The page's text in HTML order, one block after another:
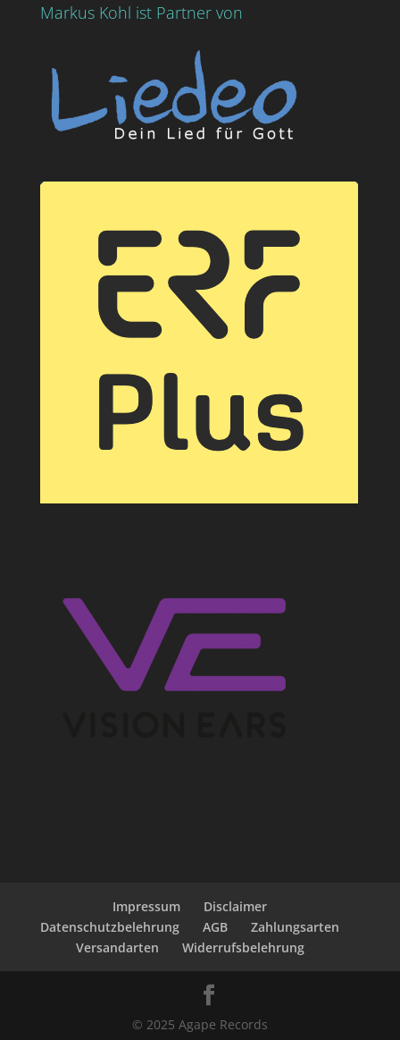
Markus Kohl ist Partner von
Impressum
Disclaimer
Datenschutzbelehrung
AGB
Zahlungsarten
Versandarten
Widerrufsbelehrung
© 2025 Agape Records